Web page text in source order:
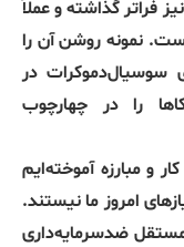
فراتر گذاشته و عملاً
است. نمونه روشن آن را
سوسیال‌دموکرات در
را در چهارچوب
و مبارزه آموخته‌ایم
امروز ما نیستند.
ضدسرمایه‌داری